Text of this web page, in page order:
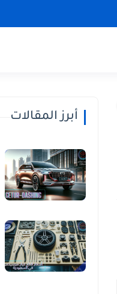
أبرز المقالات